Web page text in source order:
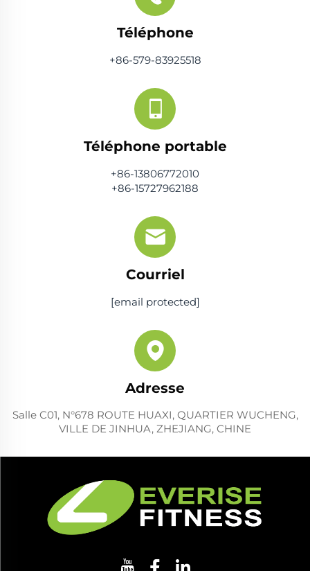
Téléphone
+86-579-83925518
Téléphone portable
+86-13806772010
+86-15727962188
Courriel
[email protected]
Adresse
Salle C01, N°678 ROUTE HUAXI, QUARTIER WUCHENG,
VILLE DE JINHUA, ZHEJIANG, CHINE